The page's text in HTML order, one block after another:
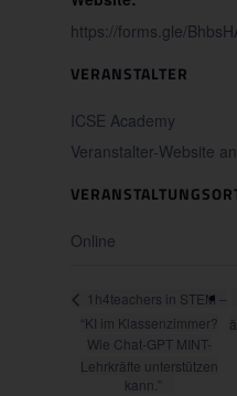
https://forms.gle/
Online
VERANSTALTER
ICSE Academy
Veranstalter-Website
1h4teachers in STEM –
“KI im Klassenzimmer?
Wie Chat-GPT MINT-
Lehrkräfte unterstützen
kann.”